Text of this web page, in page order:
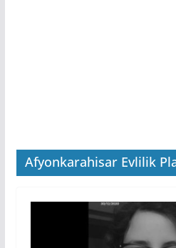
Afyonkarahisar Evlilik